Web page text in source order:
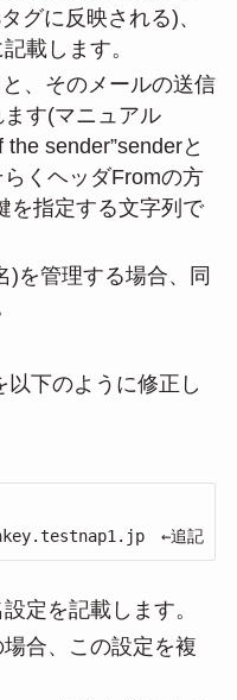
グに反映される)、
載します。
、そのメールの送信
す(マニュアル
sender”senderと
くヘッダFromの方
を指定する文字列で
)を管理する場合、同
以下のように修正し
　←追記
定を記載します。
合、この設定を複